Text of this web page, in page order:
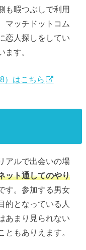
も暇つぶしで利用
マッチドットコム
恋人探しをしてい
ます。
）はこちら
アルで出会いの場
ット通してのやり
す。参加する男女
的となっている人
あまり見られない
もありえます。